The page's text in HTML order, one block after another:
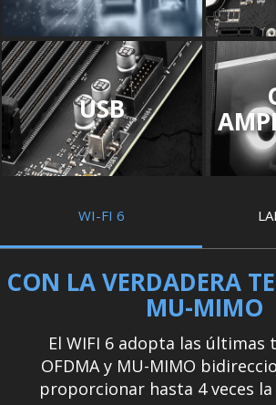
USB
WI-FI 6
CON LA VERDADERA
MU-MIMO
El WIFI 6 adopta las últimas
OFDMA y MU-MIMO
proporcionar hasta 4 veces